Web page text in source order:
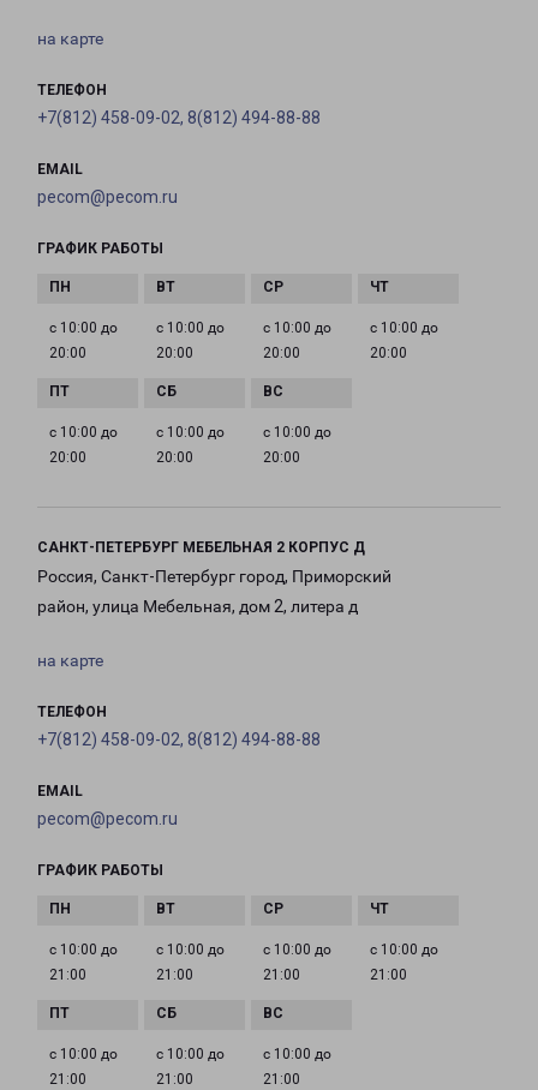
на карте
ТЕЛЕФОН
+7(812) 458-09-02, 8(812) 494-88-88
EMAIL
pecom@pecom.ru
ГРАФИК РАБОТЫ
с 10:00 до
20:00
с 10:00 до
20:00
с 10:00 до
20:00
с 10:00 до
20:00
с 10:00 до
20:00
с 10:00 до
20:00
с 10:00 до
20:00
САНКТ-ПЕТЕРБУРГ МЕБЕЛЬНАЯ 2 КОРПУС Д
Россия, Санкт-Петербург город, Приморский
район, улица Мебельная, дом 2, литера д
на карте
ТЕЛЕФОН
+7(812) 458-09-02, 8(812) 494-88-88
EMAIL
pecom@pecom.ru
ГРАФИК РАБОТЫ
с 10:00 до
21:00
с 10:00 до
21:00
с 10:00 до
21:00
с 10:00 до
21:00
с 10:00 до
21:00
с 10:00 до
21:00
с 10:00 до
21:00